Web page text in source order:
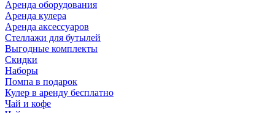
Аренда оборудования
Аренда кулера
Аренда аксессуаров
Стеллажи для бутылей
Выгодные комплекты
Скидки
Наборы
Помпа в подарок
Кулер в аренду бесплатно
Чай и кофе